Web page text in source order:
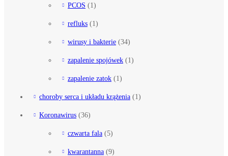
PCOS (1)
refluks (1)
wirusy i bakterie (34)
zapalenie spojówek (1)
zapalenie zatok (1)
choroby serca i układu krążenia (1)
Koronawirus (36)
czwarta fala (5)
kwarantanna (9)